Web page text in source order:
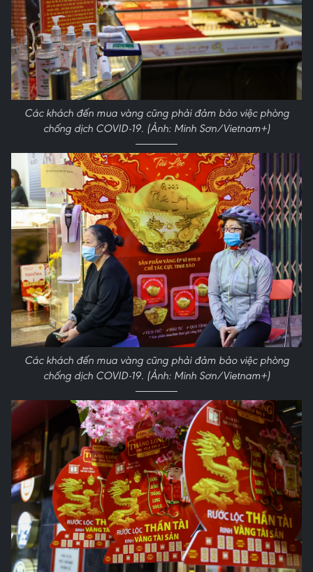
Các khách đến mua vàng cũng phải đảm bảo việc phòng
chống dịch COVID-19. (Ảnh: Minh Sơn/Vietnam+)
Các khách đến mua vàng cũng phải đảm bảo việc phòng
chống dịch COVID-19. (Ảnh: Minh Sơn/Vietnam+)